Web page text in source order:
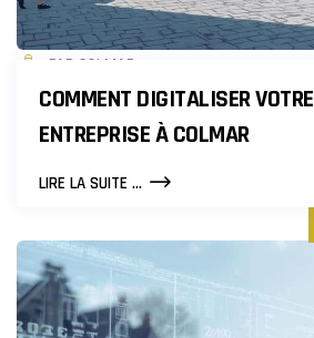
PAR COLMAR
COMMENT DIGITALISER VOTRE
ENTREPRISE À COLMAR
LIRE LA SUITE ...COMMENT
ENTREPRISE
À
COLMAR